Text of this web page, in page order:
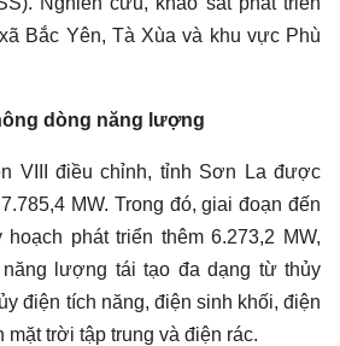
Bắc Yên, Tà Xùa và khu vực Phù
dòng năng lượng
VIII điều chỉnh, tỉnh Sơn La được
MW. Trong đó, giai đoạn đến
phát triển thêm 6.273,2 MW,
lượng tái tạo đa dạng từ thủy
điện tích năng, điện sinh khối, điện
mặt trời tập trung và điện rác.